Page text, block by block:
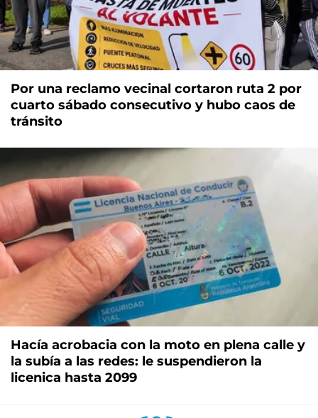
Por una reclamo vecinal cortaron ruta 2 por
cuarto sábado consecutivo y hubo caos de
tránsito
Hacía acrobacia con la moto en plena calle y
la subía a las redes: le suspendieron la
licenica hasta 2099